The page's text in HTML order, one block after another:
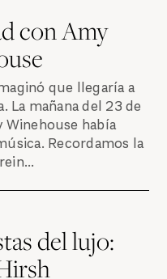
con Amy
que llegaría a
La mañana del 23 de
había
Recordamos la
del lujo: